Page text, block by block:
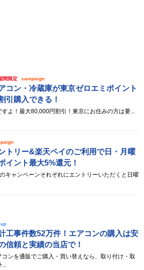
間限定 campaign
コン・冷蔵庫が東京ゼロエミポイント
引購入できる！
すよ！最大80,000円割引！東京にお住みの方は要...
トリー&楽天ペイのご利用で日・月曜
イント最大5%還元！
キャンペーンそれぞれにエントリーいただくと日曜
工事件数52万件！エアコンの購入は安
信頼と実績の当店で！
コンを通販でご購入・買い替えなら、取り付け・取
...